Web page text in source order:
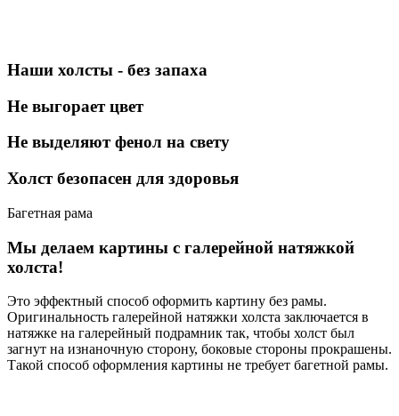
Наши холсты - без запаха
Не выгорает цвет
Не выделяют фенол на свету
Холст безопасен для здоровья
Багетная рама
Мы делаем картины с галерейной натяжкой
холста!
Это эффектный способ оформить картину без рамы.
Оригинальность галерейной натяжки холста заключается в
натяжке на галерейный подрамник так, чтобы холст был
загнут на изнаночную сторону, боковые стороны прокрашены.
Такой способ оформления картины не требует багетной рамы.